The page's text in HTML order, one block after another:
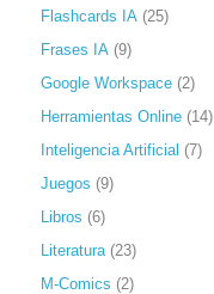
Flashcards IA (25)
Frases IA (9)
Google Workspace (2)
Herramientas Online (14)
Inteligencia Artificial (7)
Juegos (9)
Libros (6)
Literatura (23)
M-Comics (2)